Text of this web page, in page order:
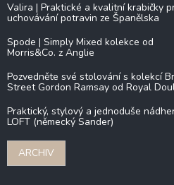
Valira | Praktické a kvalitní krabičky
uchovávání potravin ze Španělska
Spode | Simply Mixed kolekce od
Morris&Co. z Anglie
Pozvedněte své stolování s kolekcí
Street Gordon Ramsay od Royal
Praktický, stylový a jednoduše
LOFT (německý Sander)
ARCHIV